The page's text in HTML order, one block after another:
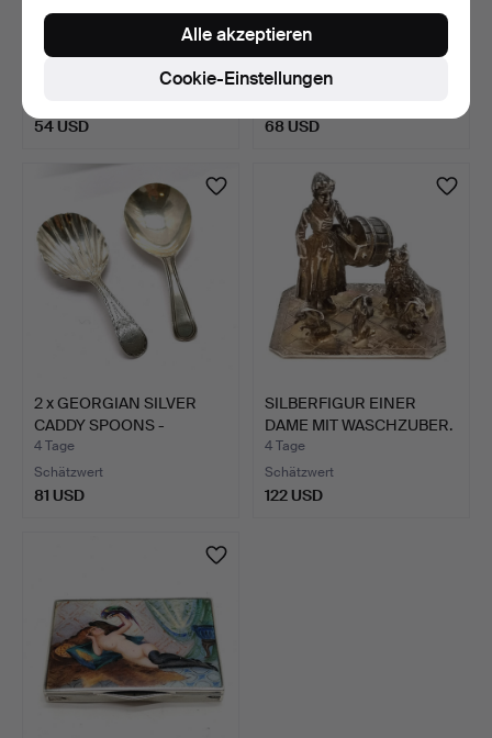
2 X SILBER-LESEZEICHEN
- SCHWEIN & LUPE.
54 USD
ITALIENISCHE
SILBERFIGUR EINES
LIEBESPAARE…
4 Tage
68 USD
2 x GEORGIAN SILVER
CADDY SPOONS -
MUSCHEL…
4 Tage
Schätzwert
81 USD
SILBERFIGUR EINER
DAME MIT WASCHZUBER.
4 Tage
Schätzwert
122 USD
Cookie-Einstellungen
Alle akzeptieren